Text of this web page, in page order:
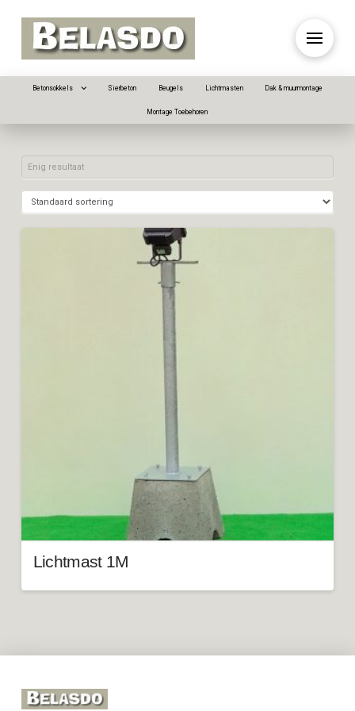
Betonsokkels Sierbeton Beugels Lichtmasten Dak & muurmontage
Montage Toebehoren
Enig resultaat
Lichtmast 1M